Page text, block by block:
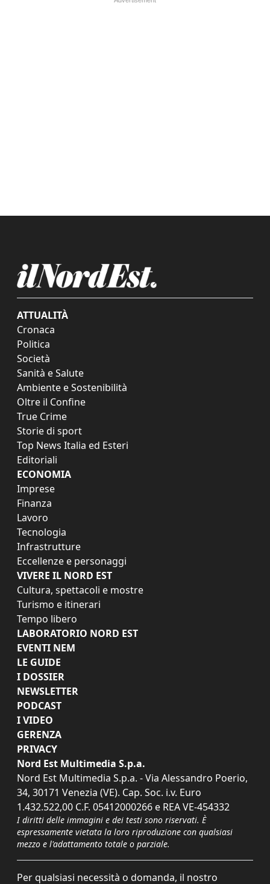
ATTUALITÀ
Cronaca
Politica
Società
Sanità e Salute
Ambiente e Sostenibilità
Oltre il Confine
True Crime
Storie di sport
Top News Italia ed Esteri
Editoriali
ECONOMIA
Imprese
Finanza
Lavoro
Tecnologia
Infrastrutture
Eccellenze e personaggi
VIVERE IL NORD EST
Cultura, spettacoli e mostre
Turismo e itinerari
Tempo libero
LABORATORIO NORD EST
EVENTI NEM
LE GUIDE
I DOSSIER
NEWSLETTER
PODCAST
I VIDEO
GERENZA
PRIVACY
Nord Est Multimedia S.p.a.
Nord Est Multimedia S.p.a. - Via Alessandro Poerio,
34, 30171 Venezia (VE). Cap. Soc. i.v. Euro
1.432.522,00 C.F. 05412000266 e REA VE-454332
I diritti delle immagini e dei testi sono riservati. È
espressamente vietata la loro riproduzione con qualsiasi
mezzo e l'adattamento totale o parziale.
Per qualsiasi necessità o domanda, il nostro